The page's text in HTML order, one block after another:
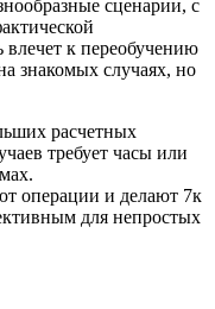
сценарии, с
влечет к переобучению
знакомых случаях, но
расчетных
требует часы или
операции и делают 7к
для непростых